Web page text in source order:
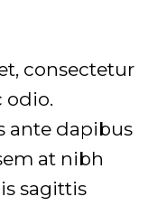
consectetur
odio.
ante dapibus
at nibh
sagittis